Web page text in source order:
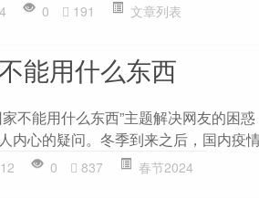
0 191 文章列表
能用什么东西
不能用什么东西”主题解决网友的困
内心的疑问。冬季到来之后，国内疫
0 837 春节2024